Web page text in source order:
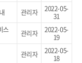
관리자
2022-05-
31
스
관리자
2022-05-
19
관리자
2022-05-
18